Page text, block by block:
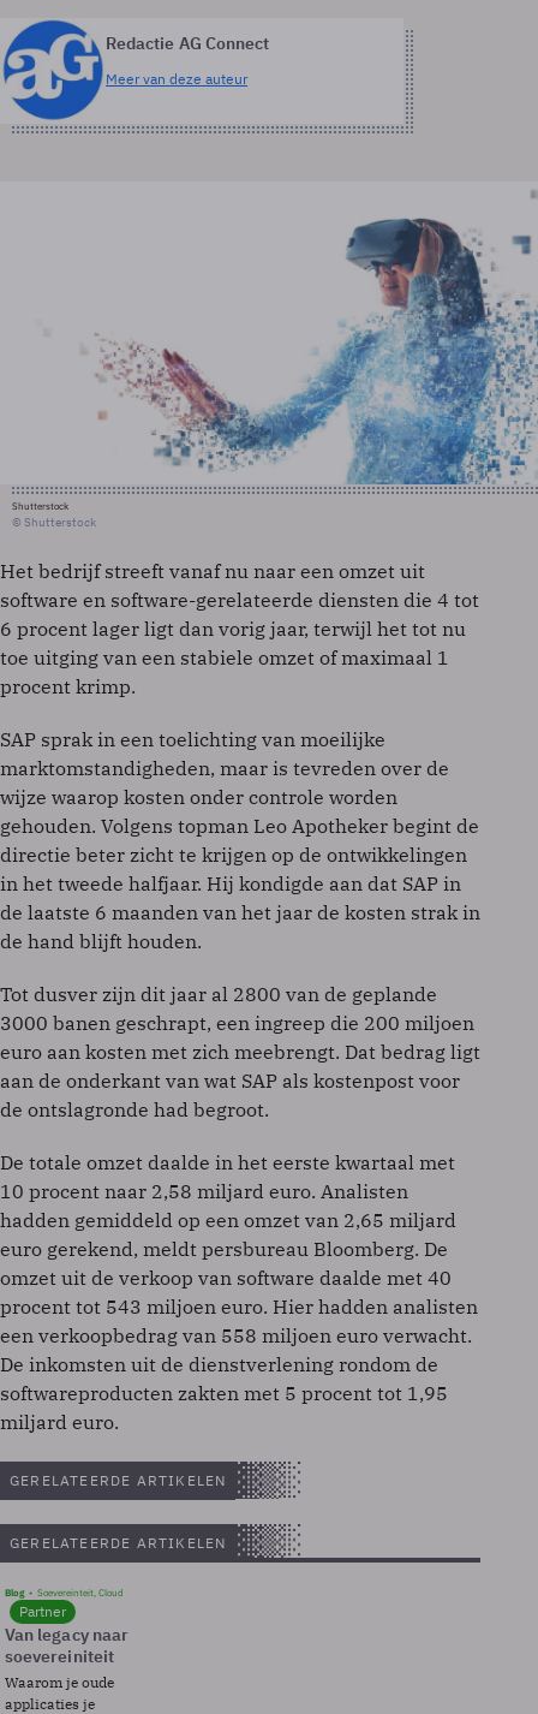
Redactie AG Connect
Meer van deze auteur
Shutterstock
© Shutterstock
Het bedrijf streeft vanaf nu naar een omzet uit
software en software-gerelateerde diensten die 4 tot
6 procent lager ligt dan vorig jaar, terwijl het tot nu
toe uitging van een stabiele omzet of maximaal 1
procent krimp.
SAP sprak in een toelichting van moeilijke
marktomstandigheden, maar is tevreden over de
wijze waarop kosten onder controle worden
gehouden. Volgens topman Leo Apotheker begint de
directie beter zicht te krijgen op de ontwikkelingen
in het tweede halfjaar. Hij kondigde aan dat SAP in
de laatste 6 maanden van het jaar de kosten strak in
de hand blijft houden.
Tot dusver zijn dit jaar al 2800 van de geplande
3000 banen geschrapt, een ingreep die 200 miljoen
euro aan kosten met zich meebrengt. Dat bedrag ligt
aan de onderkant van wat SAP als kostenpost voor
de ontslagronde had begroot.
De totale omzet daalde in het eerste kwartaal met
10 procent naar 2,58 miljard euro. Analisten
hadden gemiddeld op een omzet van 2,65 miljard
euro gerekend, meldt persbureau Bloomberg. De
omzet uit de verkoop van software daalde met 40
procent tot 543 miljoen euro. Hier hadden analisten
een verkoopbedrag van 558 miljoen euro verwacht.
De inkomsten uit de dienstverlening rondom de
softwareproducten zakten met 5 procent tot 1,95
miljard euro.
GERELATEERDE ARTIKELEN
GERELATEERDE ARTIKELEN
Blog Soevereinteit, Cloud
Partner
Van legacy naar
soevereiniteit
Waarom je oude
applicaties je